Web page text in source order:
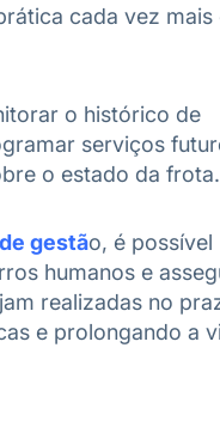
cada vez mais
o histórico de
serviços
o estado da frota.
gestão, é possível
humanos e
realizadas no
e prolongando a